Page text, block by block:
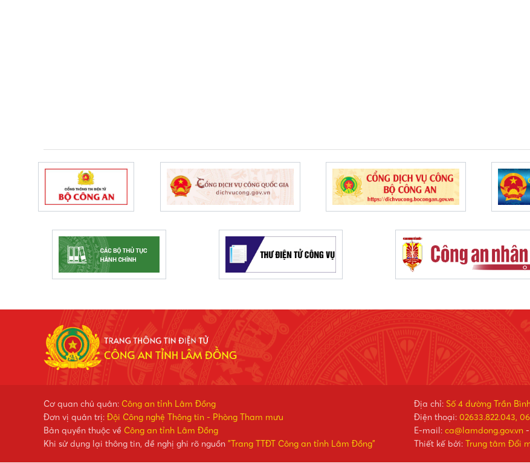
Cơ quan chủ quản: Công an tỉnh Lâm Đồng
Đơn vị quản trị: Đội Công nghệ Thông tin - Phòng Tham mưu
Bản quyền thuộc về Công an tỉnh Lâm Đồng
Khi sử dụng lại thông tin, đề nghị ghi rõ nguồn "Trang TTĐT Công an tỉnh Lâm Đồng"
Địa chỉ: Số 4 đường Trần
Điện thoại: 02633.822.043,
E-mail: ca@lamdong.gov.vn-
Thiết kế bởi: Trung tâm Đổi